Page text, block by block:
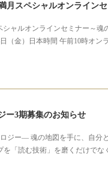
月スペシャルオンライン
ャルオンラインセミナー～
（金）日本時間 午前10時オン
ー3期募集のお知らせ
ジー― 魂の地図を手に、自分
「読む技術」を磨くだけで